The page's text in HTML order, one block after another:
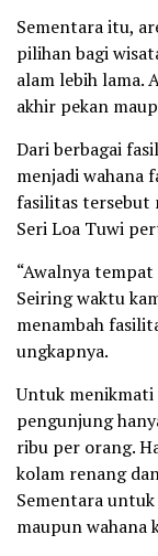
Sementara itu,
pilihan bagi
alam lebih lama.
akhir pekan
Dari berbagai
menjadi wahana
fasilitas tersebut
Seri Loa Tuwi
“Awalnya
Seiring waktu
menambah
ungkapnya.
Untuk menikmati
pengunjung
ribu per orang.
kolam renang
Sementara
maupun wahana